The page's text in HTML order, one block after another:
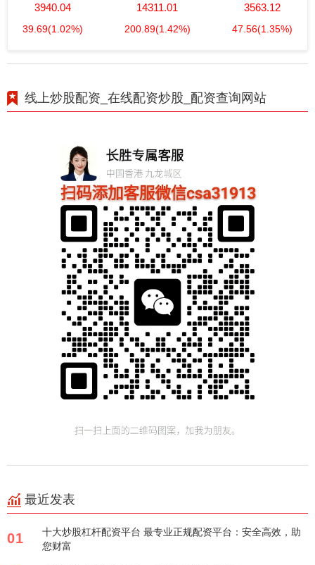
3940.04
39.69(1.02%)
14311.01
200.89(1.42%)
3563.12
47.56(1.35%)
线上炒股配资_在线配资炒股_配资查询网站
最近发表
01
十大炒股杠杆配资平台 最专业正规配资平台：安全高效，助
您财富